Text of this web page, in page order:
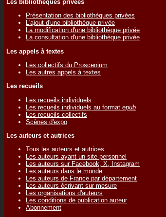
Les bibliothèques privées
Présentation des bibliothèques privées
L'ajout d'une bibliothèque privée
La modification d'une bibliothèque privée
La consultation d'une bibliothèque privée
Les appels à textes
Les collectifs du Proscenium
Les autres appels à textes
Les recueils
Les recueils individuels
Les recueils individuels au format epub
Les recueils collectifs
Scènes d'expo
Les auteurs et autrices
Tous les auteurs et autrices
Les auteurs ayant un site personnel
Les auteurs sur Facebook, X, Instagram
Les auteurs dans le monde
Les auteurs de France par département
Les auteurs écrivant sur mesure
Les organisations d'auteurs
Les conditions de publication auteur
Abonnement